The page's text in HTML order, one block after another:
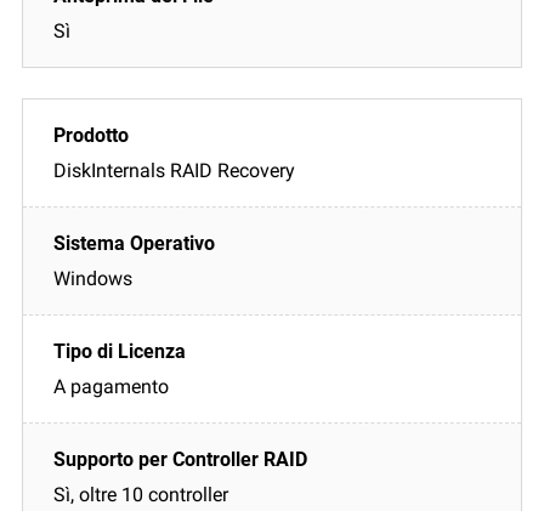
Sì
DiskInternals RAID Recovery
Windows
A pagamento
Sì, oltre 10 controller